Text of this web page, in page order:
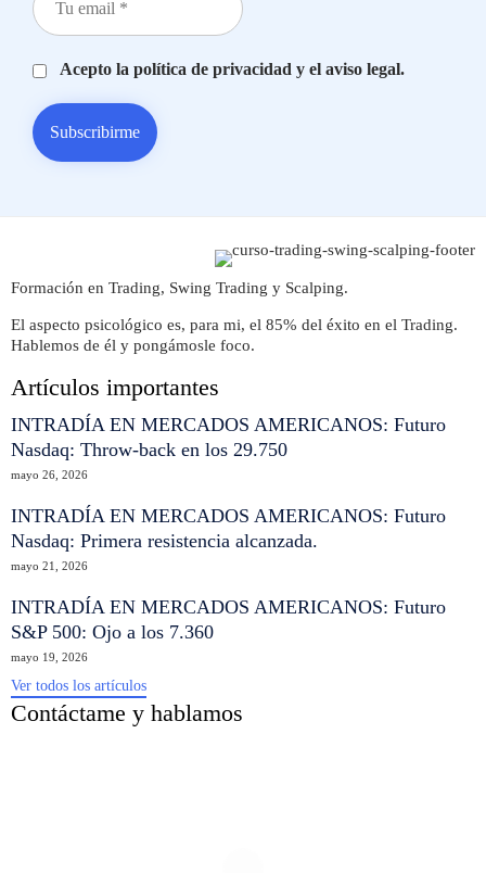
Acepto la política de privacidad y el aviso legal.
Formación en Trading, Swing Trading y Scalping.
El aspecto psicológico es, para mi, el 85% del éxito en el Trading.
Hablemos de él y pongámosle foco.
Artículos importantes
INTRADÍA EN MERCADOS AMERICANOS: Futuro
Nasdaq: Throw-back en los 29.750
mayo 26, 2026
INTRADÍA EN MERCADOS AMERICANOS: Futuro
Nasdaq: Primera resistencia alcanzada.
mayo 21, 2026
INTRADÍA EN MERCADOS AMERICANOS: Futuro
S&P 500: Ojo a los 7.360
mayo 19, 2026
Ver todos los artículos
Contáctame y hablamos